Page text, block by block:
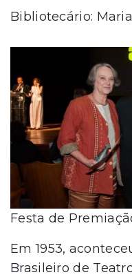
Bibliotecário:
Festa de
Em 1953,
Brasileiro de